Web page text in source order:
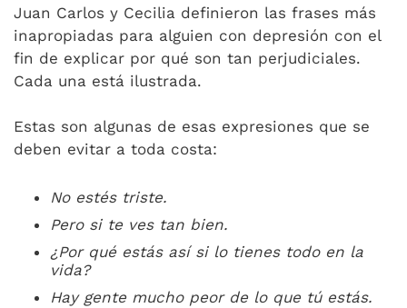
Juan Carlos y Cecilia definieron las frases más
inapropiadas para alguien con depresión con el
fin de explicar por qué son tan perjudiciales.
Cada una está ilustrada.
Estas son algunas de esas expresiones que se
deben evitar a toda costa:
No estés triste.
Pero si te ves tan bien.
¿Por qué estás así si lo tienes todo en la
vida?
Hay gente mucho peor de lo que tú estás.